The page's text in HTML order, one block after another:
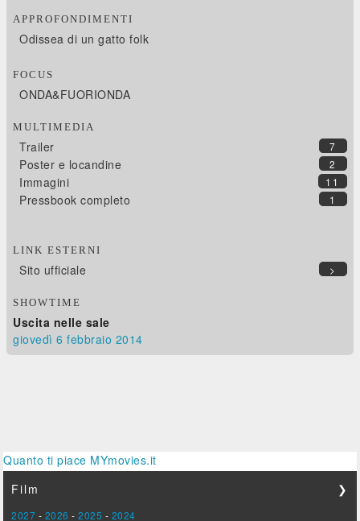
APPROFONDIMENTI
Odissea di un gatto folk
FOCUS
ONDA&FUORIONDA
MULTIMEDIA
7
Trailer
2
Poster e locandine
11
Immagini
1
Pressbook completo
LINK ESTERNI
>
Sito ufficiale
SHOWTIME
Uscita nelle sale
giovedì 6 febbraio 2014
Quanto ti piace MYmovies.it
Film
❯
2027 - 2026 -2025 - 2024